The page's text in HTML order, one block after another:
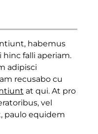
habemus
falli aperiam.
adipisci
recusabo cu
at qui. At pro
vel
paulo equidem